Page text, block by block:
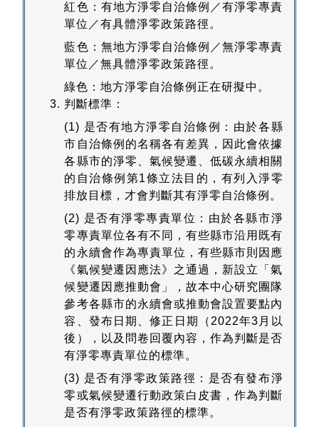
紅色：有地方淨零自治條例／有淨零專責
單位／有具體淨零政策路徑。
藍色：無地方淨零自治條例／無淨零專責
單位／無具體淨零政策路徑。
綠色：地方淨零自治條例正在研擬中。
判斷標準：
(1) 是否有地方淨零自治條例：由於各縣
市自治條例的名稱各有差異，因此會依據
各縣市的淨零、氣候變遷、低碳永續相關
的自治條例第1條立法目的，有列入淨零
排放目標，才會判斷其有淨零自治條例。
(2) 是否有淨零專責單位：由於各縣市淨
零專責單位各有不同，有些縣市沿用既有
的永續會作為專責單位，有些縣市則因應
《氣候變遷因應法》之通過，新設立「氣
候變遷因應推動會」，故本中心研究團隊
參考各縣市的永續會或推動會設置要點內
容、發布日期、修正日期（2022年3月以
後），以及問卷回覆內容，作為判斷是否
有淨零專責單位的標準。
(3) 是否有淨零政策路徑：是否有發布淨
零或氣候變遷行動政策白皮書，作為判斷
是否有淨零政策路徑的標準。